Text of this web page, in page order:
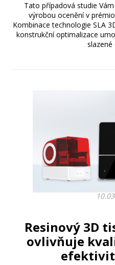
Tato případová studie
výrobou ocenění v
Kombinace technologie SLA
konstrukční optimalizace
slazené
Resinový 3D
ovlivňuje